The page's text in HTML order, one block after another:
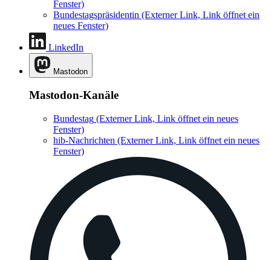
Fenster)
Bundestagspräsidentin (Externer Link, Link öffnet ein
neues Fenster)
LinkedIn
Mastodon
Mastodon-Kanäle
Bundestag (Externer Link, Link öffnet ein neues
Fenster)
hib-Nachrichten (Externer Link, Link öffnet ein neues
Fenster)